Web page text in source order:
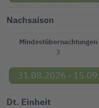
Nachsaison
Mindestübernachtungen
3
31.08.2026 -
Dt. Einheit